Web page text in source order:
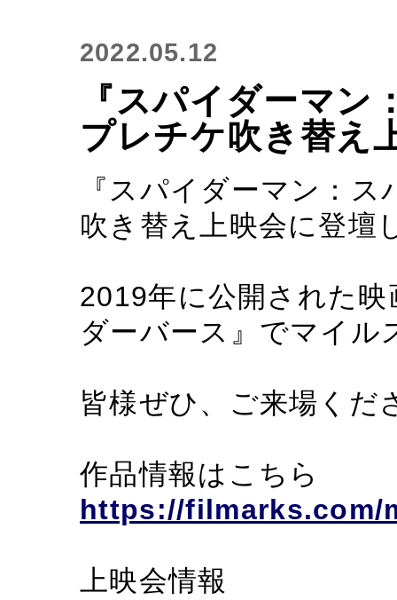
2022.05.12
『スパイダーマ
プレチケ吹き替え
『スパイダーマン：
吹き替え上映会に登壇
2019年に公開された
ダーバース』でマイル
皆様ぜひ、ご来場くだ
作品情報はこちら
https://filmarks.com/
上映会情報